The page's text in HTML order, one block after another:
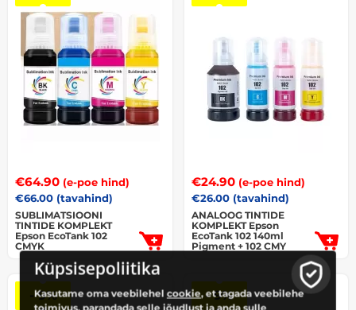
€64.90 (e-poe hind)
€66.00 (tavahind)
SUBLIMATSIOONI
TINTIDE KOMPLEKT
Epson EcoTank 102
CMYK
€24.90 (e-poe hind)
€26.00 (tavahind)
ANALOOG TINTIDE
KOMPLEKT Epson
EcoTank 102 140ml
Pigment + 102 CMY
- 9% - 9%
Küpsisepoliitika
Kasutame oma veebilehel cookie, et tagada veebilehe
toimivus, parandada selle jõudlust ja anda sulle